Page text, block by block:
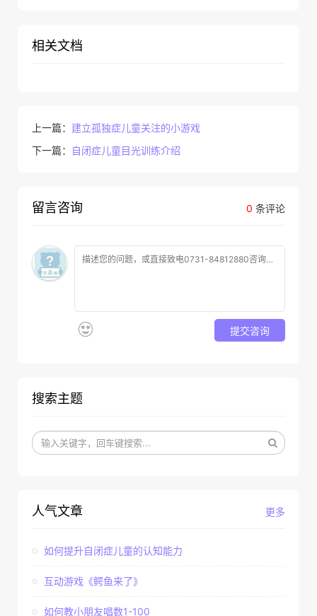
相关文档
上一篇： 建立孤独症儿童关注的小游戏
下一篇：
自闭症儿童目光训练介绍
0 条评论
留言咨询
提交咨询
搜索主题
更多
人气文章
如何提升自闭症儿童的认知能力
互动游戏《鳄鱼来了》
如何教小朋友唱数1-100